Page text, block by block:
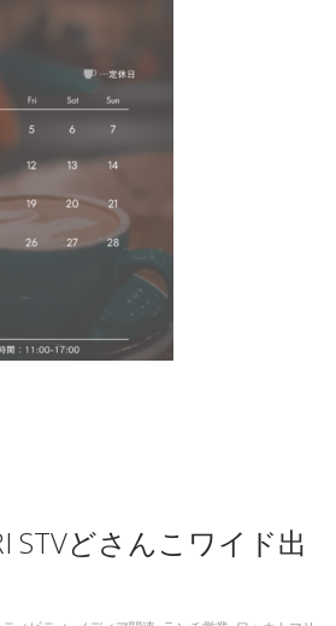
STVどさんこワイド出